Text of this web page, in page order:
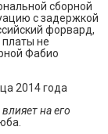
сборной
с задержкой
форвард,
не
Фабио
2014 года
на его